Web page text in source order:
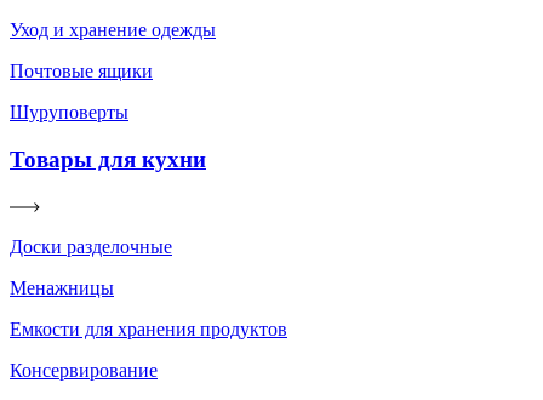
Уход и хранение одежды
Почтовые ящики
Шуруповерты
Товары для кухни
Доски разделочные
Менажницы
Емкости для хранения продуктов
Консервирование